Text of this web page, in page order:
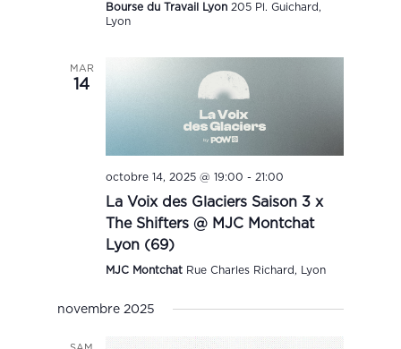
Bourse du Travail Lyon 205 Pl. Guichard,
Lyon
MAR
14
octobre 14, 2025 @ 19:00 -21:00
La Voix des Glaciers Saison 3 x
The Shifters @ MJC Montchat
Lyon (69)
MJC Montchat Rue Charles Richard, Lyon
novembre 2025